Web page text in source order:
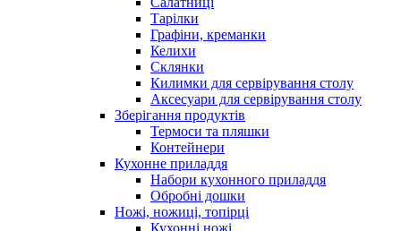
Тарілки
Графіни, креманки
Келихи
Склянки
Килимки для сервірування столу
Аксесуари для сервірування столу
Зберігання продуктів
Термоси та пляшки
Контейнери
Кухонне приладдя
Набори кухонного приладдя
Обробні дошки
Ножі, ножиці, топірці
Кухонні ножі